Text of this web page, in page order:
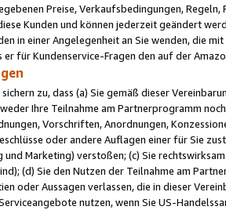
Preise, Verkaufsbedingungen,
Kunden und können jederzeit geändert
in einer Angelegenheit an Sie wenden, die
er für Kundenservice-Fragen den auf der
zu, dass (a) Sie gemäß dieser
Ihre Teilnahme am Partnerprogramm
Vorschriften, Anordnungen,
oder andere Auflagen einer für Sie
und Marketing) verstoßen; (c) Sie
(d) Sie den Nutzen der Teilnahme am
oder Aussagen verlassen, die in dieser
nutzen, wenn Sie US-